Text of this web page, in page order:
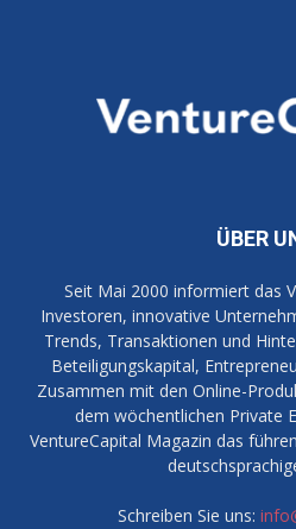
ÜBER
Seit Mai 2000 informiert das
Investoren, innovative
Trends, Transaktionen und
Beteiligungskapital,
Zusammen mit den Online-
dem wöchentlichen Private
VentureCapital Magazin das
Schreiben Sie uns: